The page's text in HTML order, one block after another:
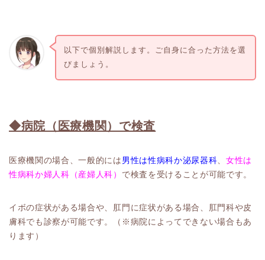
以下で個別解説します。ご自身に合った方法を選
びましょう。
◆病院（医療機関）で検査
医療機関の場合、一般的には 男性は性病科か泌尿器科、女性は
性病科か婦人科（産婦人科） で検査を受けることが可能です。
イボの症状がある場合や、肛門に症状がある場合、肛門科や皮
膚科でも診察が可能です。（※病院によってできない場合もあ
ります）